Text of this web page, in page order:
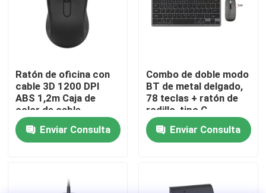
Contacta con nosotros
Noticias
Casos de trabajo
Teclado y ratón atados con alambre de ordenador
Ratón de oficina con
cable 3D 1200 DPI
ABS 1,2m Caja de
color de cable
Enviar Consulta
Combo de doble modo
BT de metal delgado,
78 teclas + ratón de
rodillo, tipo C
recargable
Enviar Consulta